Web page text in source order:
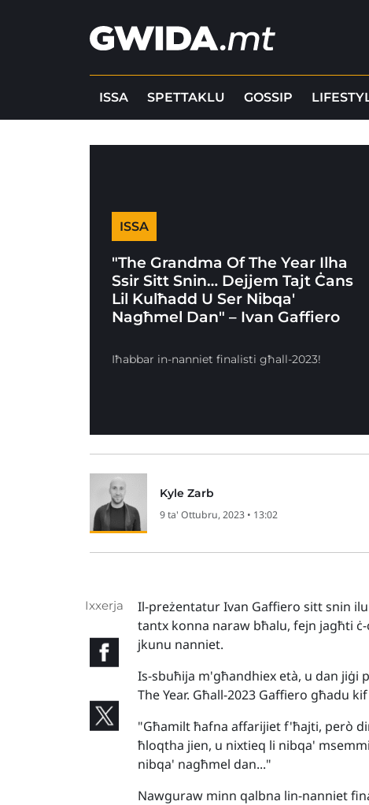
ISSA SPETTAKLU GOSSIP
ISSA
"The Grandma Of The Year Ilha
Ssir Sitt Snin… Dejjem Tajt Ċans
Lil Kulħadd U Ser Nibqa'
Nagħmel Dan" – Ivan Gaffiero
Iħabbar in-nanniet finalisti għall-2023!
Kyle Zarb
9 ta' Ottubru, 2023 • 13:02
Ixxerja
Il-preżentatur Ivan Gaffiero sitt snin
tantx konna naraw bħalu, fejn jagħti
jkunu nanniet.
Is-sbuħija m'għandhiex età, u dan jiġi
The Year. Għall-2023 Gaffiero għadu
"Għamilt ħafna affarijiet f'ħajti, però
ħloqtha jien, u nixtieq li nibqa'
nibqa' nagħmel dan..."
Nawguraw minn qalbna lin-nanniet